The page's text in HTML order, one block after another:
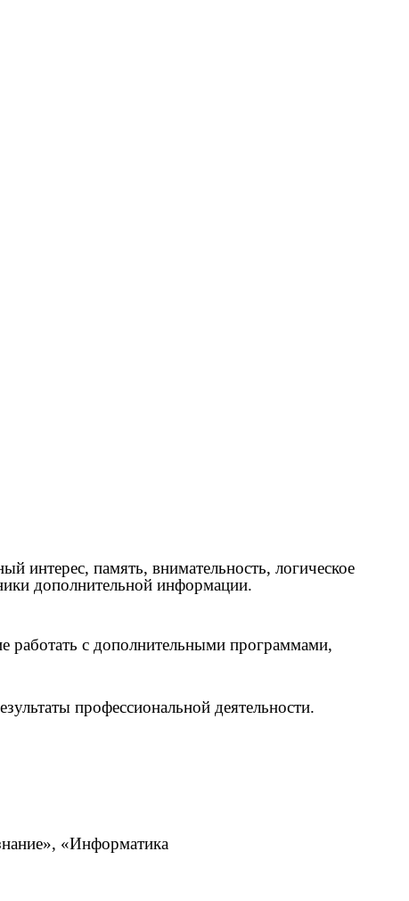
интерес, память, внимательность, логическое
дополнительной информации.
работать с дополнительными программами,
профессиональной деятельности.
«Информатика